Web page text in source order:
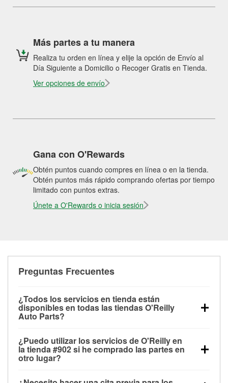
Más partes a tu manera
Realiza tu orden en línea y elije la opción de Envío al
Día Siguiente a Domicilio o Recoger Gratis en Tienda.
Ver opciones de envío
Gana con O'Rewards
Obtén puntos cuando compres en línea o en la tienda.
Obtén puntos más rápido comprando ofertas por tiempo
limitado con puntos extras.
Únete a O'Rewards o inicia sesión
Preguntas Frecuentes
¿Todos los servicios en tienda están
disponibles en todas las tiendas O'Reilly
Auto Parts?
las pruebas de batería, pruebas de alternador y
motor de arranque, revisión de la luz “Check Engine”
con O'Reilly VeriScan® e instalación de
limpiaparabrisas o bombillas, están disponibles en
¿Puedo utilizar los servicios de O'Reilly en
la tienda #902 si he comprado las partes en
otro lugar?